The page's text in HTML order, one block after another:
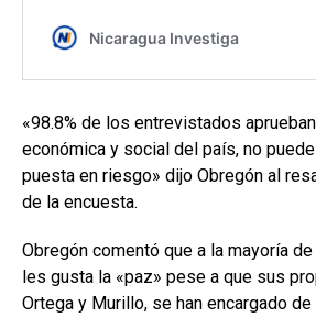
«98.8% de los entrevistados
económica y social del país, no
puesta en riesgo» dijo Obregón al
de la encuesta.
Obregón comentó que a la mayoría
les gusta la «paz» pese a que sus
Ortega y Murillo, se han encargado